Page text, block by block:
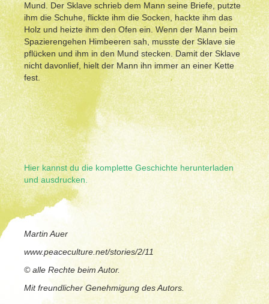
Mund. Der Sklave schrieb dem Mann seine Briefe, putzte
ihm die Schuhe, flickte ihm die Socken, hackte ihm das
Holz und heizte ihm den Ofen ein. Wenn der Mann beim
Spazierengehen Himbeeren sah, musste der Sklave sie
pflücken und ihm in den Mund stecken. Damit der Sklave
nicht davonlief, hielt der Mann ihn immer an einer Kette
fest.
Hier kannst du die komplette Geschichte herunterladen
und ausdrucken.
Martin Auer
www.peaceculture.net/stories/2/11
© alle Rechte beim Autor.
Mit freundlicher Genehmigung des Autors.